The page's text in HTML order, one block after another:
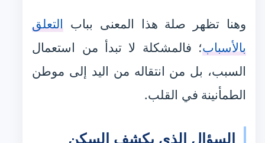
وهنا تظهر صلة هذا المعنى بباب التعلق
بالأسباب؛ فالمشكلة لا تبدأ من استعمال
السبب، بل من انتقاله من اليد إلى موطن
الطمأنينة في القلب.
السؤال الذي يكشف السكن